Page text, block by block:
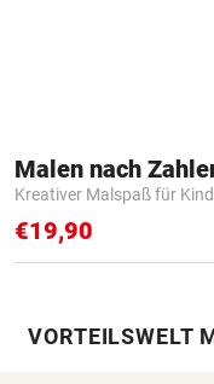
Kreativer Malspaß für
€19,90
VORTEILSWELT